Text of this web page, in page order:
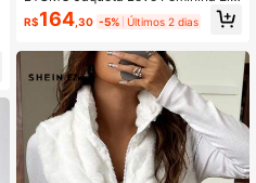
gante Minimalista 2026, Cor Sólida,
Ombro Assimétrico, Cáqui, Top para
ono
R$164 ,30 -5% Últimos 2 dias